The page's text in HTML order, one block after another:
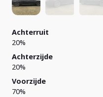
Achterruit
20%
Achterzijde
20%
Voorzijde
70%